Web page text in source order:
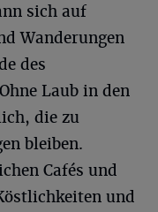
sich auf
Wanderungen
des
Laub in den
die zu
bleiben.
Cafés und
und